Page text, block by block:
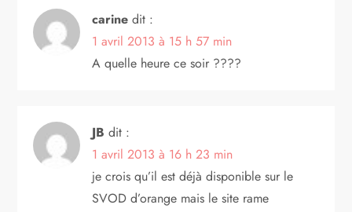
n
l
carine dit :
1 avril 2013 à 15 h 57 min
A quelle heure ce soir ????
JB dit :
1 avril 2013 à 16 h 23 min
je crois qu’il est déjà disponible sur le
SVOD d’orange mais le site rame